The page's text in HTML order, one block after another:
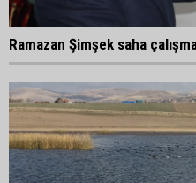
Ramazan Şimşek saha